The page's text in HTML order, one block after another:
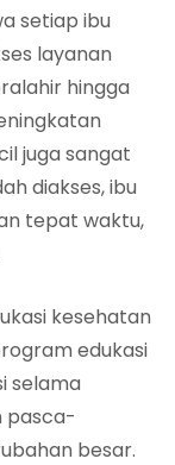
setiap ibu
layanan
hingga
juga sangat
diakses, ibu
tepat waktu,
kesehatan
edukasi
selama
pasca-
besar.